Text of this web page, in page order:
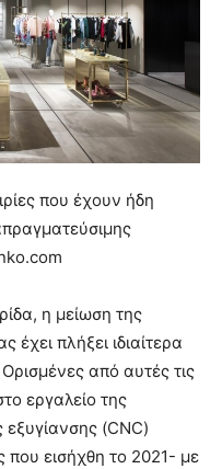
που έχουν ήδη
η μείωση της
πλήξει ιδιαίτερα
από αυτές τις
εργαλείο της
εξυγίανσης (CNC)
που εισήχθη το 2021- με